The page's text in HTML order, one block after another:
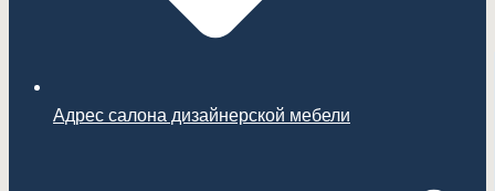
Адрес салона дизайнерской мебели